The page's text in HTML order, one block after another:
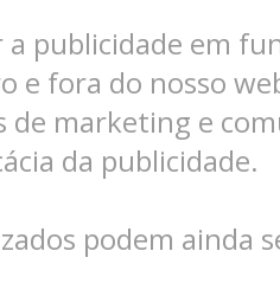
publicidade em
fora do nosso
de marketing e
da publicidade.
podem ainda